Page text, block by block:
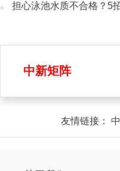
担心泳池水质不合格？5
中新矩阵
友情链接：